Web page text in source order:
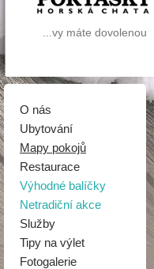
...vy máte dovolenou
O nás
Ubytování
Mapy pokojů
Restaurace
Výhodné balíčky
Netradiční akce
Služby
Tipy na výlet
Fotogalerie